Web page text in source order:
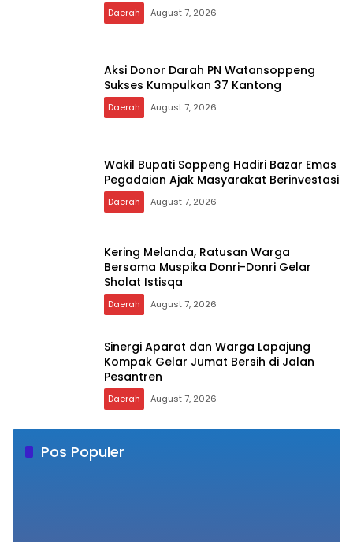
Daerah August 7, 2026
Aksi Donor Darah PN Watansoppeng
Sukses Kumpulkan 37 Kantong
Daerah August 7, 2026
Wakil Bupati Soppeng Hadiri Bazar Emas
Pegadaian Ajak Masyarakat Berinvestasi
Daerah August 7, 2026
Kering Melanda, Ratusan Warga
Bersama Muspika Donri-Donri Gelar
Sholat Istisqa
Daerah August 7, 2026
Sinergi Aparat dan Warga Lapajung
Kompak Gelar Jumat Bersih di Jalan
Pesantren
Daerah August 7, 2026
Pos Populer